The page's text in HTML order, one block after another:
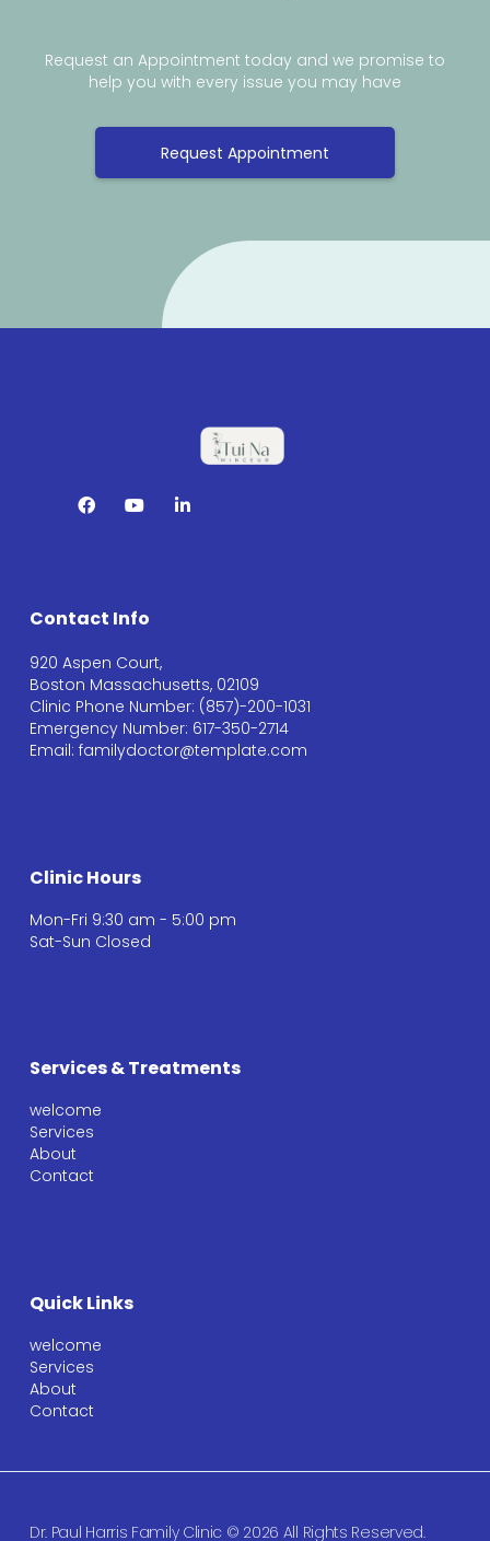
Request an Appointment today and we promise to
help you with every issue you may have
Request Appointment
Contact Info
920 Aspen Court,
Boston Massachusetts, 02109
Clinic Phone Number: (857)-200-1031
Emergency Number: 617-350-2714
Email: familydoctor@template.com
Clinic Hours
Mon-Fri 9:30 am - 5:00 pm
Sat-Sun Closed
Services & Treatments
welcome
Services
About
Contact
Quick Links
welcome
Services
About
Contact
Dr. Paul Harris Family Clinic © 2026 All Rights Reserved.